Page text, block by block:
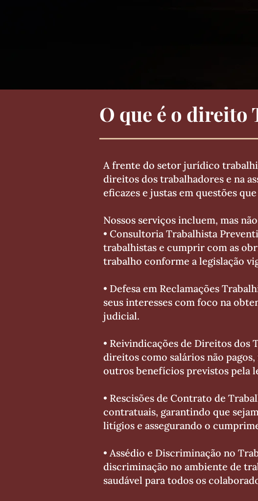
O que é o direito
A frente do setor jurídico
direitos dos trabalhadores e na
eficazes e justas em questões
Nossos serviços incluem, mas
• Consultoria Trabalhista
trabalhistas e cumprir com as
trabalho conforme a legislação
• Defesa em Reclamações
seus interesses com foco na
judicial.
• Reivindicações de Direitos dos
direitos como salários não
outros benefícios previstos pela
• Rescisões de Contrato de
contratuais, garantindo que
litígios e assegurando o
• Assédio e Discriminação no
discriminação no ambiente de
saudável para todos os